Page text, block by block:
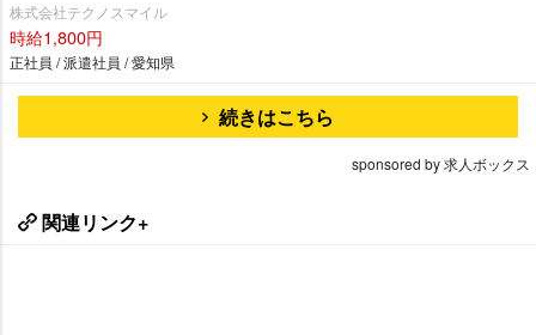
株式会社テクノスマイル
時給1,800円
正社員 / 派遣社員 / 愛知県
続きはこちら
sponsored by 求人ボックス
関連リンク+